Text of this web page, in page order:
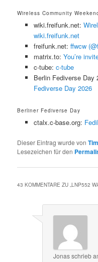
Wireless Community
wiki.freifunk.net:
wiki.freifunk.net
freifunk.net: ffwcw
matrix.to: You’re
c-tube: c-tube
Berlin Fediverse Day
Fediverse Day 2026
Berliner Fediverse Day
ctalx.c-base.org:
Dieser Eintrag wurde von
Lesezeichen für den
43 KOMMENTARE ZU „LNP552
Jonasschrieb